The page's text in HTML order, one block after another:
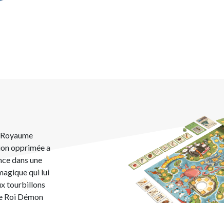
opprimée a
dans une
qui lui
tourbillons
Roi Démon